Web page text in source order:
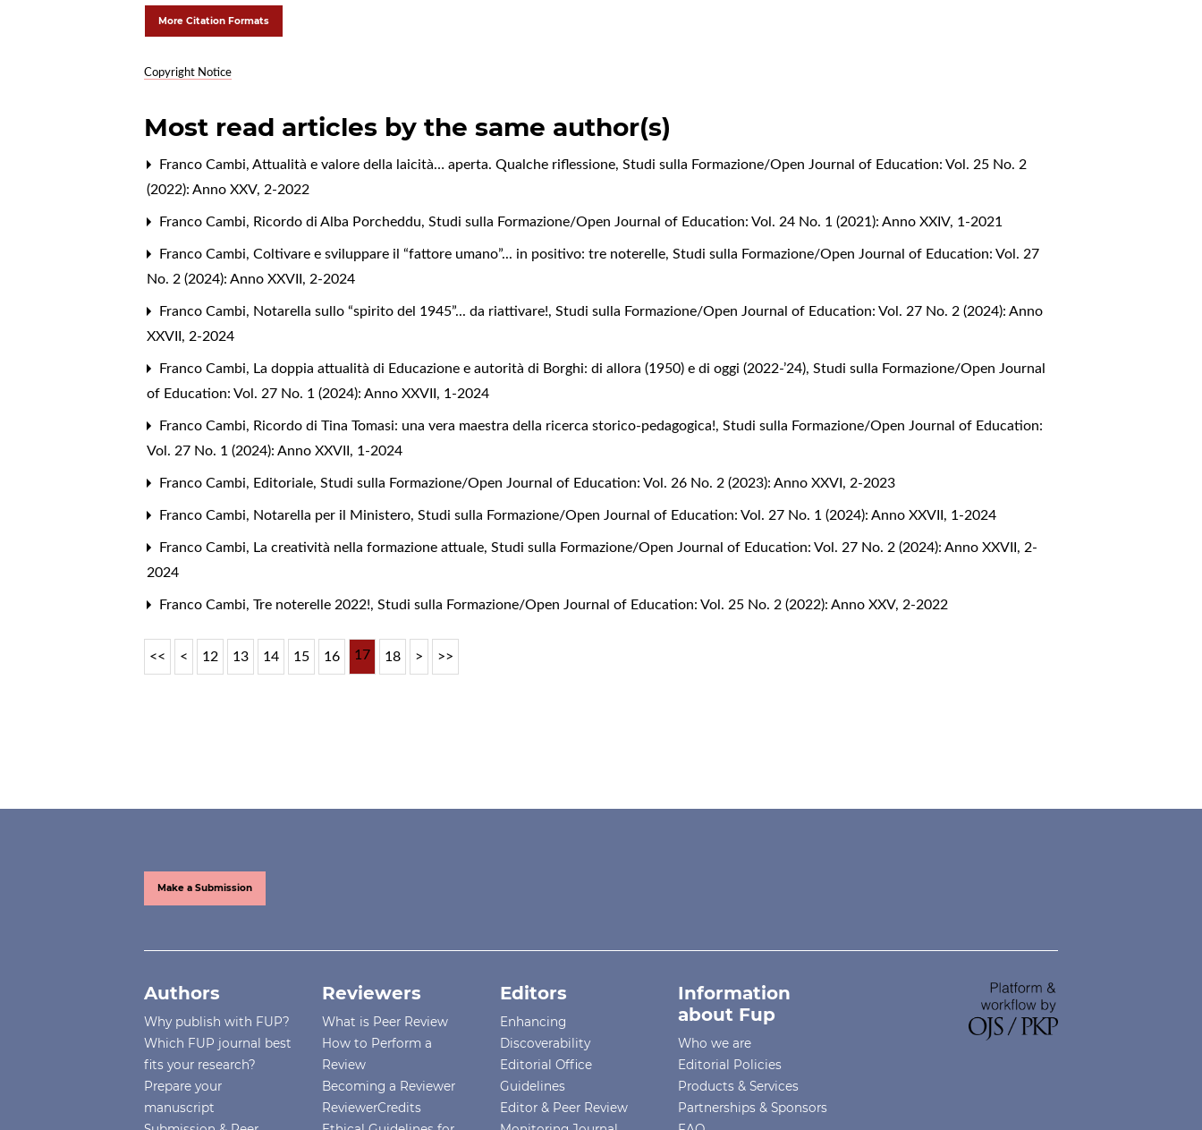
More Citation Formats
Copyright Notice
Most read articles by the same author(s)
Franco Cambi,Attualità e valore della laicità… aperta. Qualche riflessione,Studi sulla Formazione/Open Journal of Education: Vol. 25 No. 2
(2022): Anno XXV, 2-2022
Franco Cambi, Ricordo di Alba Porcheddu,Studi sulla Formazione/Open Journal of Education: Vol. 24 No. 1 (2021): Anno XXIV, 1-2021
Franco Cambi,Coltivare e sviluppare il “fattore umano”... in positivo: tre noterelle,Studi sulla Formazione/Open Journal of Education: Vol. 27
No. 2 (2024): Anno XXVII, 2-2024
Franco Cambi, Notarella sullo “spirito del 1945”... da riattivare!,Studi sulla Formazione/Open Journal of Education: Vol. 27 No. 2 (2024): Anno
XXVII, 2-2024
Franco Cambi, La doppia attualità di Educazione e autorità di Borghi: di allora (1950) e di oggi (2022-’24),Studi sulla Formazione/Open Journal
of Education: Vol. 27 No. 1 (2024): Anno XXVII, 1-2024
Franco Cambi, Ricordo di Tina Tomasi: una vera maestra della ricerca storico-pedagogica!,Studi sulla Formazione/Open Journal of Education:
Vol. 27 No. 1 (2024): Anno XXVII, 1-2024
Franco Cambi, Editoriale,Studi sulla Formazione/Open Journal of Education: Vol. 26 No. 2 (2023): Anno XXVI, 2-2023
Franco Cambi, Notarella per il Ministero,Studi sulla Formazione/Open Journal of Education: Vol. 27 No. 1 (2024): Anno XXVII, 1-2024
Franco Cambi, La creatività nella formazione attuale,Studi sulla Formazione/Open Journal of Education: Vol. 27 No. 2 (2024): Anno XXVII, 2-
2024
Franco Cambi,Tre noterelle 2022!,Studi sulla Formazione/Open Journal of Education: Vol. 25 No. 2 (2022): Anno XXV, 2-2022
<< < 12 13 14 15 16 17 18 > >>
Make a Submission
Authors
Why publish with FUP?
Which FUP journal best
fits your research?
Prepare your
manuscript
Reviewers
What is Peer Review
How to Perform a
Review
Becoming a Reviewer
ReviewerCredits
Editors
Enhancing
Discoverability
Editorial Office
Guidelines
Editor & Peer Review
Information
about Fup
Who we are
Editorial Policies
Products & Services
Partnerships & Sponsors